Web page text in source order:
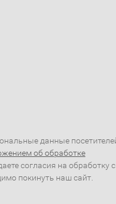
данные
об обработке
согласия на обработку
покинуть наш сайт.